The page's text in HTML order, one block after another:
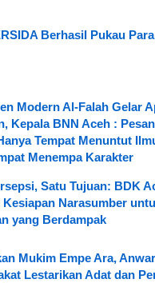
Berhasil Pukau
Modern Al-Falah Gelar
Kepala BNN Aceh :
Tempat Menuntut
Menempa Karakter
Satu Tujuan: BDK
Kesiapan Narasumber
yang Berdampak
Mukim Empe Ara,
Lestarikan Adat dan